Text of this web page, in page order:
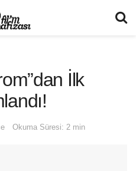
İlk
Okuma Süresi: 2 min